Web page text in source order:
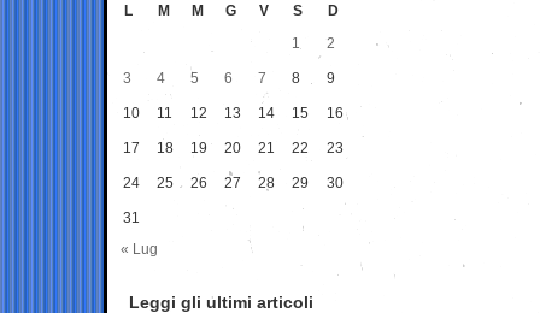
L M M G V S
D
1
2
3 4 5 6 7 8 9
10 11 12 13 14 15 16
17 18 19 20 21 22 23
24 25 26 27 28 29 30
31
« Lug
Leggi gli ultimi articoli